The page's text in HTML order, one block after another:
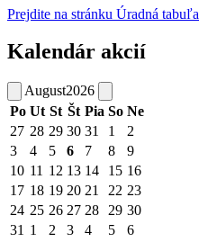
Prejdite na stránku Úradná tabuľa
Kalendár akcií
August2026
Po Ut St Št Pia So Ne
27 28 29 30 31 1
2
3
4 5 6 7 8
9
10 11 12 13 14 15 16
17 18 19 20 21 22 23
24 25 26 27 28 29 30
31 1 2 3 4 5 6